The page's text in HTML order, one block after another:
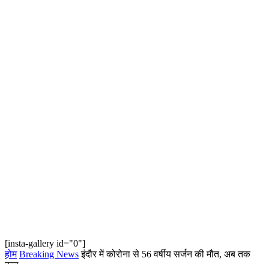
[insta-gallery id="0"]
होम Breaking News इंदौर में कोरोना से 56 वर्षीय सर्जन की मौत, अब तक